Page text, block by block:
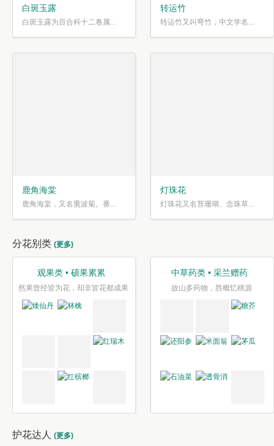
白斑玉露
白斑玉露为百合科十二卷属...
转运竹
转运竹又叫弯竹，中文学名...
鹿角海棠
鹿角海棠，又名熏波菊。番...
灯珠花
灯珠花又名苔珊瑚、念珠草...
分花别类 (更多)
观果类 • 硕果累累
然果曾经皆为花，却非皆花都成果
中草药类 • 采兰赠药
故山多药物，胜概忆桃源
护花达人 (更多)